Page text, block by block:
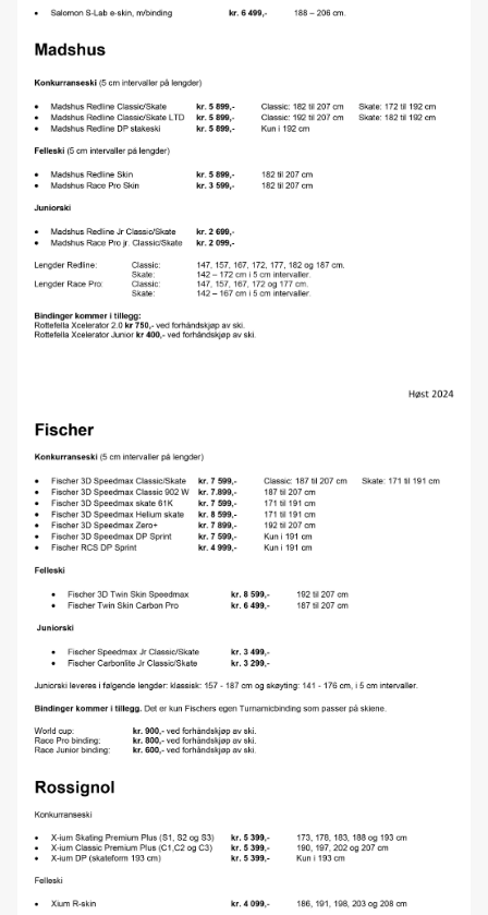
Nordnorsk sykkelmesse 2024
Cannondale Moterra SL
Norske ski siden 1906
Kom og prøv fulldempet elsykkel
Nordnorsk sykkelmesse 2023
Trek Fuel EXe - Vanlige spørsmål
Trek Fuel EXE - En ny æra er i emning
Forhåndsbestilling langrennsski 2021/22
BCA Tracker 2 oppdatering
Splitter nye Trek Slash er lansert!
Forhåndsbestilling av 2021 SANTA CRUZ sykler
VI HAR FLYTTET
Velg riktig Elykkel
Den nye 2020 Trek Rail & Powerfly - i butikken nå!
Nordnorsk Skimesse 2019
Bakgårdssalg 11-12. Oktober 2019